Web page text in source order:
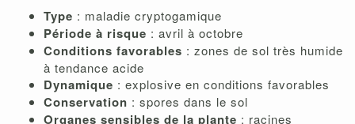
Type : maladie cryptogamique
Période à risque : avril à octobre
Conditions favorables : zones de sol très humide
à tendance acide
Dynamique : explosive en conditions favorables
Conservation : spores dans le sol
Organes sensibles de la plante : racines